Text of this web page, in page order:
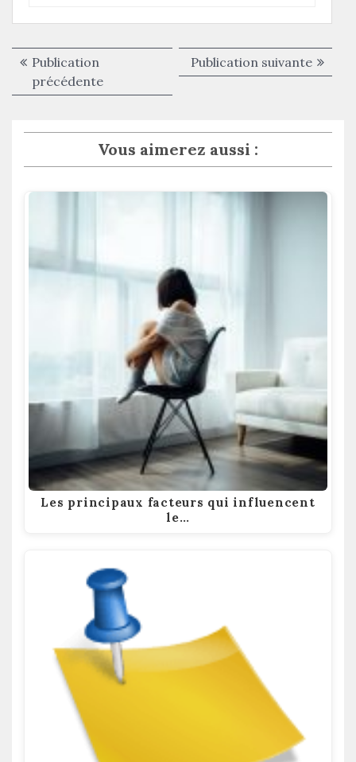
Navigation
de
Publication
précédentePublication
précédente :
Publication suivante
Vous aimerez aussi :
Les principaux facteurs qui influencent
le…